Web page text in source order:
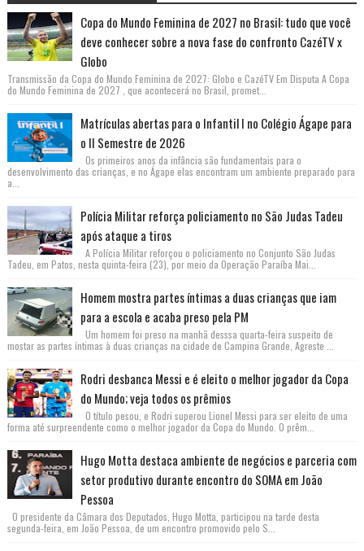
Copa do Mundo Feminina de 2027 no Brasil: tudo que você
deve conhecer sobre a nova fase do confronto CazéTV x
Globo
Transmissão da Copa do Mundo Feminina de 2027: Globo e CazéTV Em Disputa A Copa
do Mundo Feminina de 2027 , que acontecerá no Brasil, promet...
Matrículas abertas para o Infantil I no Colégio Ágape para
o II Semestre de 2026
Os primeiros anos da infância são fundamentais para o
desenvolvimento das crianças, e no Ágape elas encontram um ambiente preparado para
a...
Polícia Militar reforça policiamento no São Judas Tadeu
após ataque a tiros
A Polícia Militar reforçou o policiamento no Conjunto São Judas
Tadeu, em Patos, nesta quinta-feira (23), por meio da Operação Paraíba Mai...
Homem mostra partes íntimas a duas crianças que iam
para a escola e acaba preso pela PM
Um homem foi preso na manhã desssa quarta-feira suspeito de
mostar as partes íntimas à duas crianças na cidade de Campina Grande, Agreste ...
Rodri desbanca Messi e é eleito o melhor jogador da Copa
do Mundo; veja todos os prêmios
O título pesou, e Rodri superou Lionel Messi para ser eleito de uma
forma até surpreendente como o melhor jogador da Copa do Mundo. O prêm...
Hugo Motta destaca ambiente de negócios e parceria com
setor produtivo durante encontro do SOMA em João
Pessoa
O presidente da Câmara dos Deputados, Hugo Motta, participou na tarde desta
segunda-feira, em João Pessoa, de um encontro promovido pelo S...